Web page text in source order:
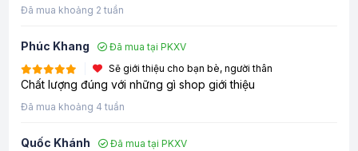
Đã mua khoảng 2 tuần
Phúc Khang
Đã mua tại PKXV
Sẽ giới thiệu cho bạn bè, người thân
Chất lượng đúng với những gì shop giới thiệu
Đã mua khoảng 4 tuần
Quốc Khánh
Đã mua tại PKXV